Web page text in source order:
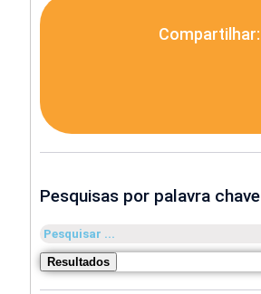
Compartilhar:
Pesquisas por palavra chave
Pesquisar
...
Resultados